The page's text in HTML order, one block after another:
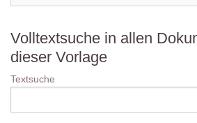
Volltextsuche in allen
dieser Vorlage
Textsuche